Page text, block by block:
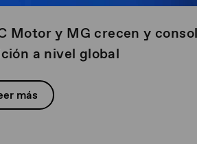
Motor y MG crecen y
a nivel global
más